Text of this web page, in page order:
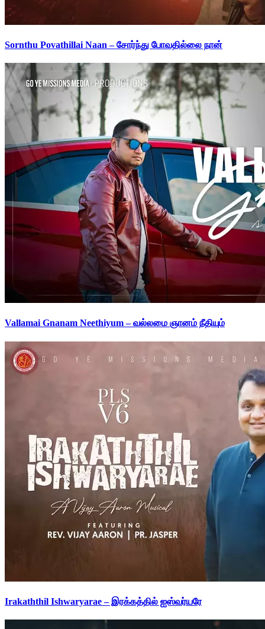
Sornthu Povathillai Naan – சோர்ந்து போவதில்லை நான்
Vallamai Gnanam Neethiyum – வல்லமை ஞானம் நீதியும்
Irakaththil Ishwaryarae – இரக்கத்தில் ஐஸ்வர்யரே